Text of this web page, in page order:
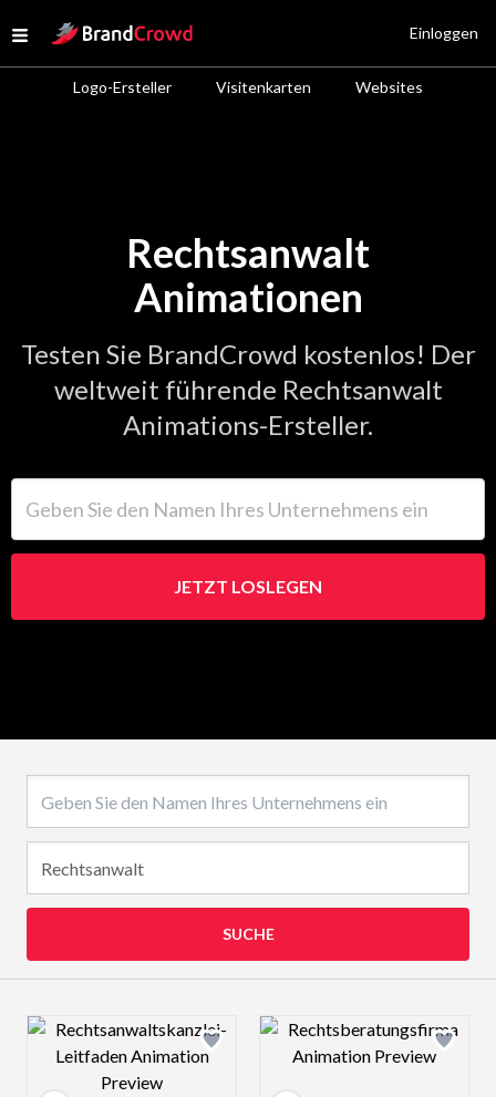
Open menu
Site Logo
Logo-Ersteller Visitenkarten Websites
Einloggen
Rechtsanwalt
Animationen
Testen Sie BrandCrowd kostenlos! Der
weltweit führende Rechtsanwalt
Animations-Ersteller.
JETZT LOSLEGEN
SUCHE
Design preview image Design preview